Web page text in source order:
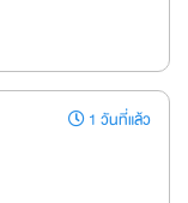
1 วันที่แล้ว